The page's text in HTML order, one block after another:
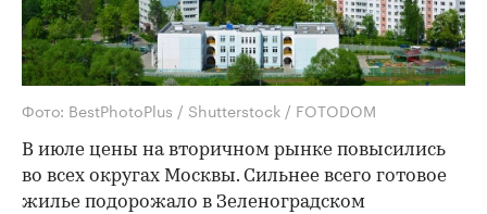
Фото: BestPhotoPlus / Shutterstock / FOTODOM
В июле цены на вторичном рынке повысились
во всех округах Москвы. Сильнее всего готовое
жилье подорожало в Зеленоградском